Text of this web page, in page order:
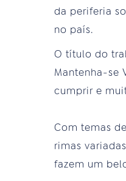
da periferia
no país.
O título do
Mantenha-se
cumprir e
Com temas
rimas
fazem um